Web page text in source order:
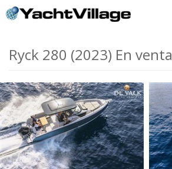
Ryck 280 (2023) En venta